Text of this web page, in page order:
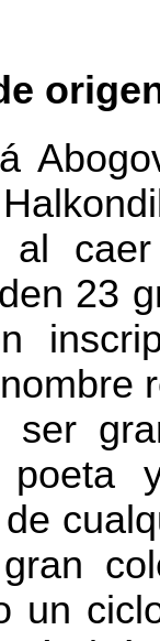
caer
23
poeta
un